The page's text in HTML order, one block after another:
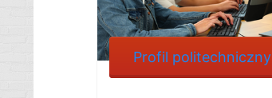
Profil politechniczny